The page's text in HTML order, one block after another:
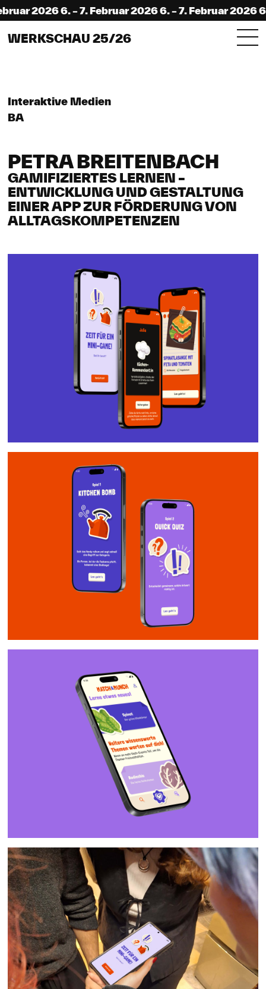
2026 6. – 7. Februar 2026 6. – 7. Februar 2026
WERKSCHAU 25/26
Interaktive Medien
BA
PETRA BREITENBACH
GAMIFIZIERTES LERNEN –
ENTWICKLUNG UND GESTALTUNG
EINER APP ZUR FÖRDERUNG VON
ALLTAGSKOMPETENZEN